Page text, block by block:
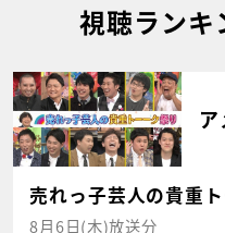
視聴ランキ
売れっ子芸人の貴重
8月6日(木)放送分